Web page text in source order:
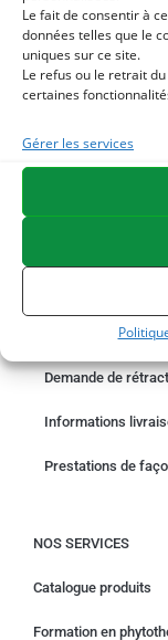
Le fait de consentir à
données telles que le
uniques sur ce site.
Le refus ou le retrait
certaines
Gérer les services
2
3 JUS
COMMANDER EN
Un problème avec
Demande de
Informations
Prestations de
NOS SERVICES
Catalogue produits
Formation en